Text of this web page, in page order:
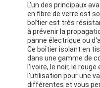
L'un des principaux
en fibre de verre est
boîtier est très
à prévenir la
panne électrique ou
Ce boîtier isolant en
dans une gamme de
l'ivoire, le noir, le
l'utilisation pour une
différentes et vous